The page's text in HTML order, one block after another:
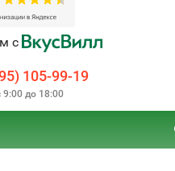
с
105-99-19
9:00 до 18:00